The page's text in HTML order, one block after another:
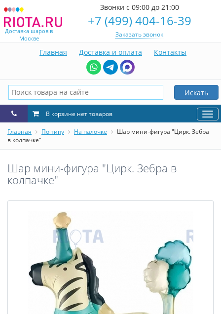
Доставка шаров в
Москве
Звонки с 09:00 до 21:00
+7 (499) 404-16-39
Заказать звонок
Главная Доставка и оплата Контакты
Искать
В корзине нет товаров
Главная По типу На палочке
Шар мини-фигура "Цирк. Зебра
в колпачке"
Шар мини-фигура "Цирк. Зебра в
колпачке"